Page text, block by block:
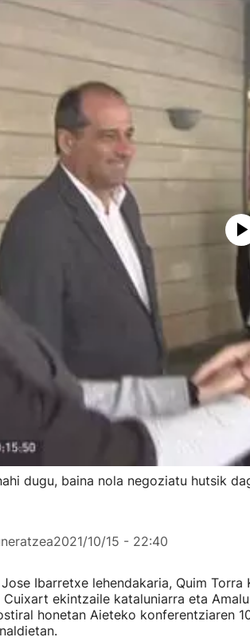
dugu, baina nola negoziatu hutsik
2021/10/15 - 22:40
Ibarretxe lehendakaria, Quim
ekintzaile kataluniarra eta
honetan Aieteko konferentziaren